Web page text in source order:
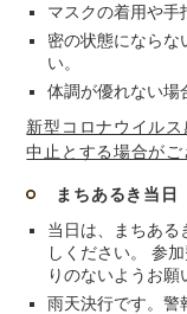
マスクの着用や手
密の状態にならな
い。
体調が優れない場
新型コロナウイル
中止とする場合がご
まちあるき当日
当日は、まちある
しください。 参
りのないようお願
雨天決行です。警